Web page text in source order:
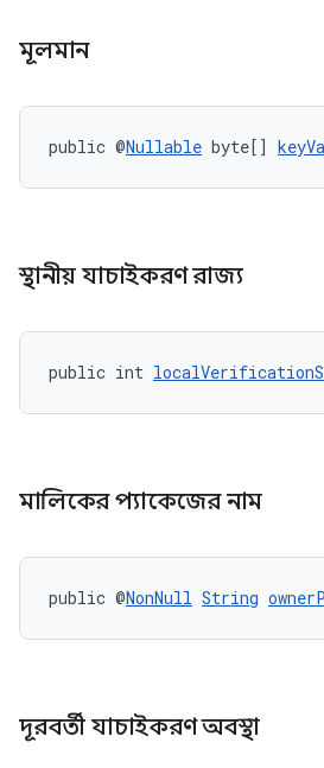
মূলমান
public @Nullable byte[]
স্থানীয় যাচাইকরণ রাজ্য
public int
মালিকের প্যাকেজের নাম
public @NonNull String
দূরবর্তী যাচাইকরণ অবস্থা